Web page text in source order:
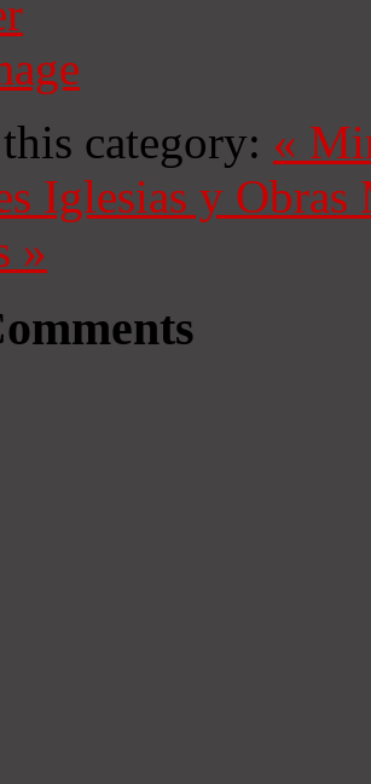
category: «
Iglesias y Obras
»